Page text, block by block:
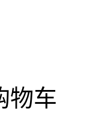
物车